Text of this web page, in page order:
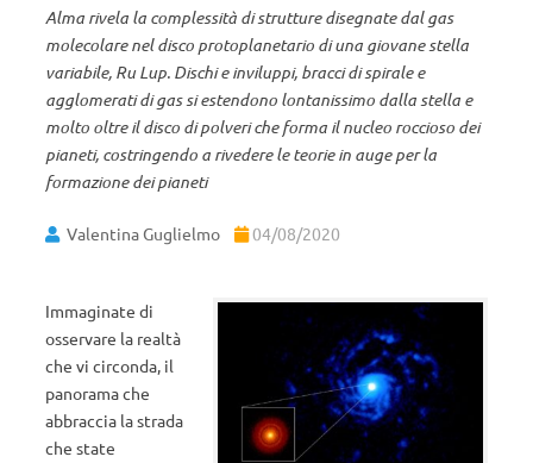
Alma rivela la complessità di strutture disegnate dal gas
molecolare nel disco protoplanetario di una giovane stella
variabile, Ru Lup. Dischi e inviluppi, bracci di spirale e
agglomerati di gas si estendono lontanissimo dalla stella e
molto oltre il disco di polveri che forma il nucleo roccioso dei
pianeti, costringendo a rivedere le teorie in auge per la
formazione dei pianeti
Valentina Guglielmo 04/08/2020
Immaginate di
osservare la realtà
che vi circonda, il
panorama che
abbraccia la strada
che state